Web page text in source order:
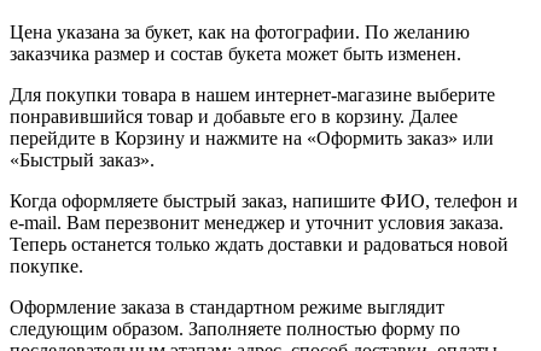
Цена указана за букет, как на фотографии. По желанию
заказчика размер и состав букета может быть изменен.
Для покупки товара в нашем интернет-магазине выберите
понравившийся товар и добавьте его в корзину. Далее
перейдите в Корзину и нажмите на «Оформить заказ» или
«Быстрый заказ».
Когда оформляете быстрый заказ, напишите ФИО, телефон и
e-mail. Вам перезвонит менеджер и уточнит условия заказа.
Теперь останется только ждать доставки и радоваться новой
покупке.
Оформление заказа в стандартном режиме выглядит
следующим образом. Заполняете полностью форму по